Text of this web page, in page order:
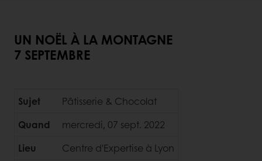
UN NOËL À LA MONTAGNE
7 SEPTEMBRE
Sujet
Pâtisserie & Chocolat
Quand
mercredi, 07 sept. 2022
Lieu
Centre d'Expertise à Lyon